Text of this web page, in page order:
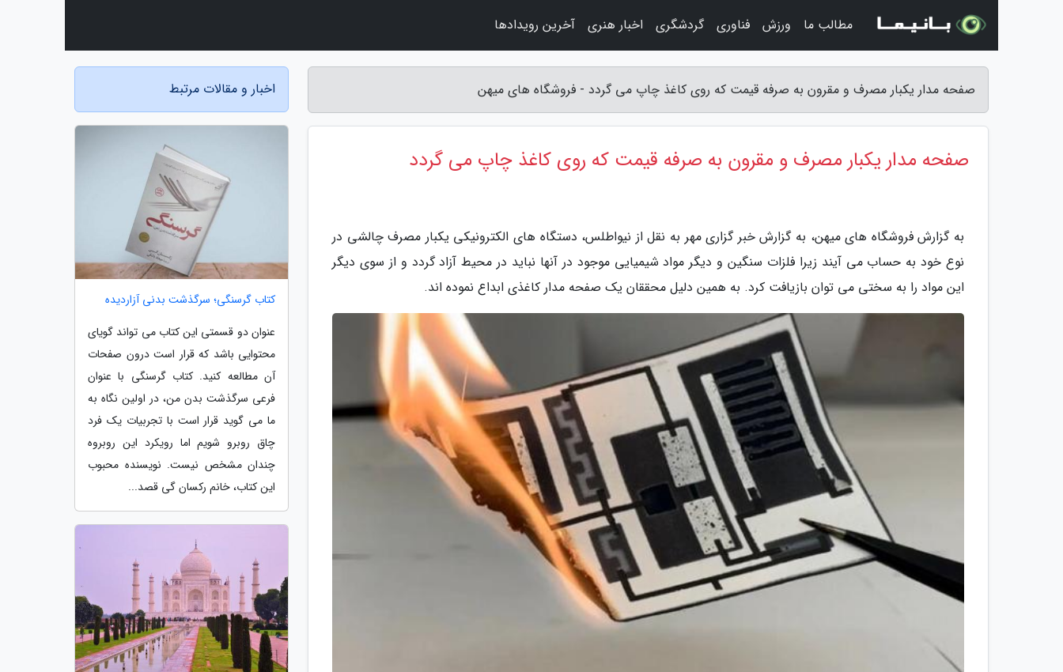
صفحه مدار یکبار مصرف و مقرون به صرفه قیمت که روی کاغذ چاپ می گردد - فروشگاه های میهن
صفحه مدار یکبار مصرف و مقرون به صرفه قیمت که روی کاغذ چاپ می گردد
به گزارش فروشگاه های میهن، به گزارش خبر گزاری مهر به نقل از نیواطلس، دستگاه های الکترونیکی یکبار مصرف چالشی در
نوع خود به حساب می آیند زیرا فلزات سنگین و دیگر مواد شیمیایی موجود در آنها نباید در محیط آزاد گردد و از سوی دیگر
این مواد را به سختی می توان بازیافت کرد. به همین دلیل محققان یک صفحه مدار کاغذی ابداع نموده اند.
اخبار و مقالات مرتبط
کتاب گرسنگی؛ سرگذشت بدنی آزاردیده
عنوان دو قسمتی این کتاب می تواند گویای
محتوایی باشد که قرار است درون صفحات
آن مطالعه کنید. کتاب گرسنگی با عنوان
فرعی سرگذشت بدن من، در اولین نگاه به
ما می گوید قرار است با تجربیات یک فرد
چاق روبرو شویم اما رویکرد این روبروه
چندان مشخص نیست. نویسنده محبوب
این کتاب، خانم رکسان گی قصد...
مطالب ما ورزش فناوری گردشگری اخبار هنری آخرین رویدادها